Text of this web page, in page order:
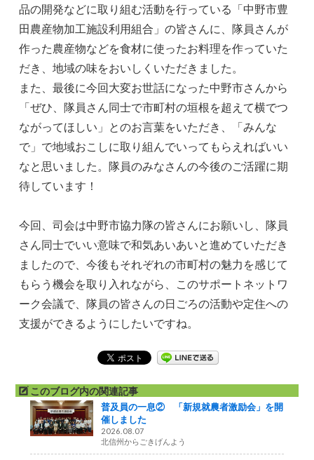
品の開発などに取り組む活動を行っている「中野市豊
田農産物加工施設利用組合」の皆さんに、隊員さんが
作った農産物などを食材に使ったお料理を作っていた
だき、地域の味をおいしくいただきました。
また、最後に今回大変お世話になった中野市さんから
「ぜひ、隊員さん同士で市町村の垣根を超えて横でつ
ながってほしい」とのお言葉をいただき、「みんな
で」で地域おこしに取り組んでいってもらえればいい
なと思いました。隊員のみなさんの今後のご活躍に期
待しています！
今回、司会は中野市協力隊の皆さんにお願いし、隊員
さん同士でいい意味で和気あいあいと進めていただき
ましたので、今後もそれぞれの市町村の魅力を感じて
もらう機会を取り入れながら、このサポートネットワ
ーク会議で、隊員の皆さんの日ごろの活動や定住への
支援ができるようにしたいですね。
このブログ内の関連記事
普及員の一息② 「新規就農者激励会」を開
催しました
2026.08.07
北信州からごきげんよう